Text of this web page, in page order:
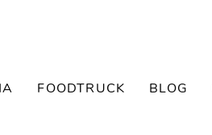
FOODTRUCK BLOG